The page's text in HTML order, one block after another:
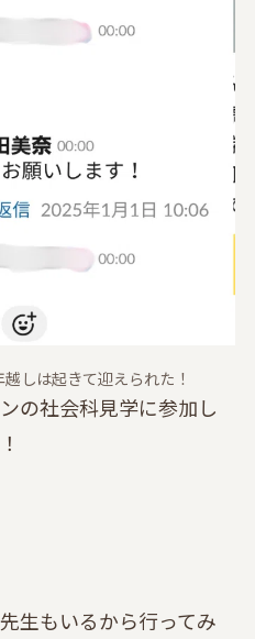
しは起きて迎えられた！
の社会科見学に参加し
生もいるから行ってみ